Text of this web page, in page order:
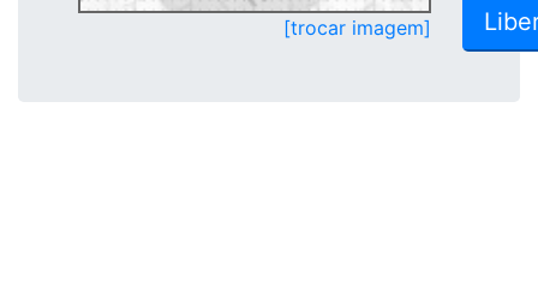
[trocar imagem]